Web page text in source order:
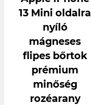
13 Mini oldalra
nyíló
mágneses
flipes bőrtok
prémium
minőség
rozéarany